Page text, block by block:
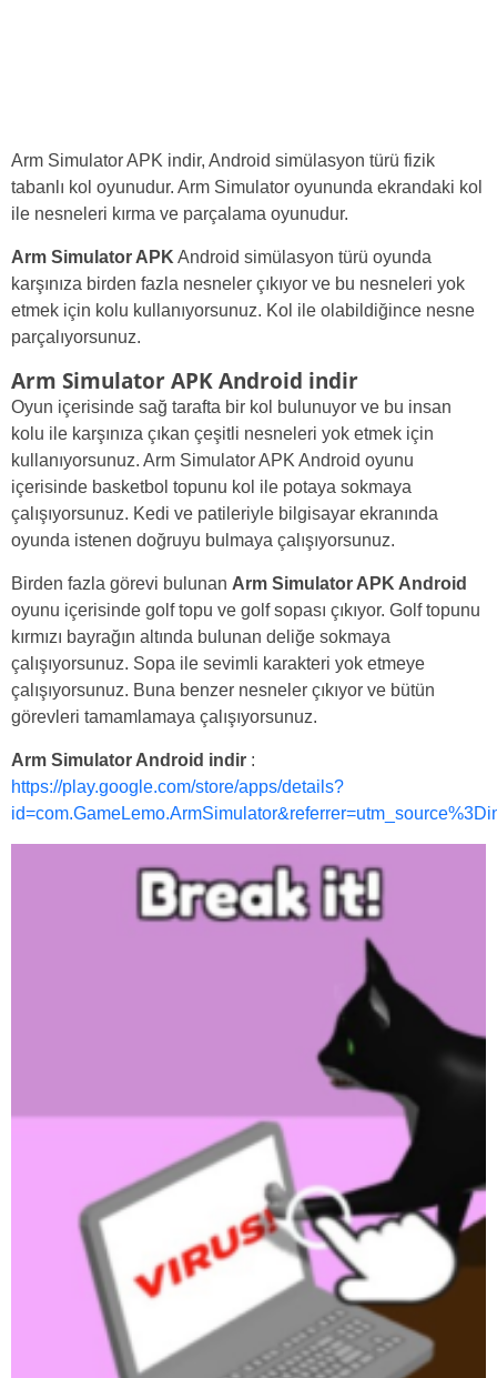
Arm Simulator APK indir, Android simülasyon türü fizik
tabanlı kol oyunudur. Arm Simulator oyununda ekrandaki kol
ile nesneleri kırma ve parçalama oyunudur.
Arm Simulator APK Android simülasyon türü oyunda
karşınıza birden fazla nesneler çıkıyor ve bu nesneleri yok
etmek için kolu kullanıyorsunuz. Kol ile olabildiğince nesne
parçalıyorsunuz.
Arm Simulator APK Android indir
Oyun içerisinde sağ tarafta bir kol bulunuyor ve bu insan
kolu ile karşınıza çıkan çeşitli nesneleri yok etmek için
kullanıyorsunuz. Arm Simulator APK Android oyunu
içerisinde basketbol topunu kol ile potaya sokmaya
çalışıyorsunuz. Kedi ve patileriyle bilgisayar ekranında
oyunda istenen doğruyu bulmaya çalışıyorsunuz.
Birden fazla görevi bulunan Arm Simulator APK Android
oyunu içerisinde golf topu ve golf sopası çıkıyor. Golf topunu
kırmızı bayrağın altında bulunan deliğe sokmaya
çalışıyorsunuz. Sopa ile sevimli karakteri yok etmeye
çalışıyorsunuz. Buna benzer nesneler çıkıyor ve bütün
görevleri tamamlamaya çalışıyorsunuz.
Arm Simulator Android indir :
https://play.google.com/store/apps/details?